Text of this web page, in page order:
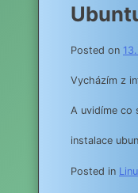
Posted on
Vycházím z
A uvidíme co
instalace
Posted in